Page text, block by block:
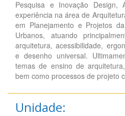
Pesquisa e Inovação Design,
experiência na área de
em Planejamento e Projetos
Urbanos, atuando
arquitetura, acessibilidade,
e desenho universal.
temas de ensino de
bem como processos de projeto
Unidade: